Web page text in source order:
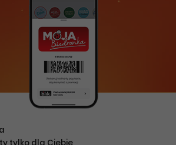
tylko dla Ciebie